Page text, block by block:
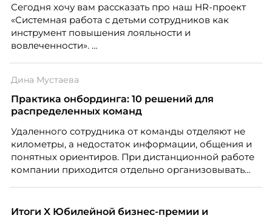
Сегодня хочу вам рассказать про наш HR-проект
«Системная работа с детьми сотрудников как
инструмент повышения лояльности и
вовлеченности».
Дина Мустаева
Практика онбординга: 10 решений для
распределенных команд
Удаленного сотрудника от команды отделяют не
километры, а недостаток информации, общения и
понятных ориентиров. При дистанционной работе
компании приходится отдельно организовывать
по работе с персоналом Инфомаксимум,
Итоги X Юбилейной бизнес-премии и